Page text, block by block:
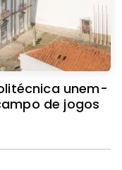
unem-
de jogos